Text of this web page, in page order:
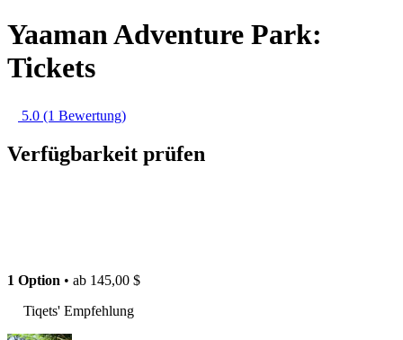
Yaaman Adventure Park:
Tickets
5.0 (1 Bewertung)
Verfügbarkeit prüfen
1 Option • ab 145,00 $
Tiqets' Empfehlung